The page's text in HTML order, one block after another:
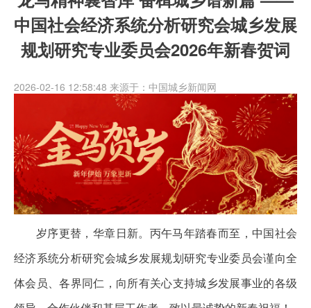
中国社会经济系统分析研究会城乡发展
规划研究专业委员会2026年新春贺词
2026-02-16 12:58:48 来源于：中国城乡新闻网
岁序更替，华章日新。丙午马年踏春而至，中国社会
经济系统分析研究会城乡发展规划研究专业委员会谨向全
体会员、各界同仁，向所有关心支持城乡发展事业的各级